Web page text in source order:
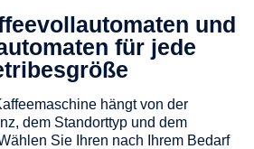
und
für jede
hängt von der
dem Standorttyp und dem
Sie Ihren nach Ihrem Bedarf